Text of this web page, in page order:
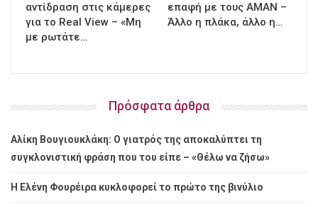
αντίδραση στις κάμερες
για το Real View – «Μη
με ρωτάτε…
επαφή με τους ΑΜΑΝ –
Άλλο η πλάκα, άλλο η…
Πρόσφατα άρθρα
Αλίκη Βουγιουκλάκη: Ο γιατρός της αποκαλύπτει τη
συγκλονιστική φράση που του είπε – «Θέλω να ζήσω»
Η Ελένη Φουρέιρα κυκλοφορεί το πρώτο της βινύλιο